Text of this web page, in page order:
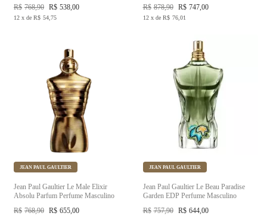
R$ 538,00
R$ 768,90
12 x de R$ 54,75
R$ 747,00
R$ 878,90
12 x de R$ 76,01
JEAN PAUL GAULTIER
Jean Paul Gaultier Le Male Elixir
Absolu Parfum Perfume Masculino
R$ 655,00
R$ 768,90
JEAN PAUL GAULTIER
Jean Paul Gaultier Le Beau Paradise
Garden EDP Perfume Masculino
R$ 644,00
R$ 757,90